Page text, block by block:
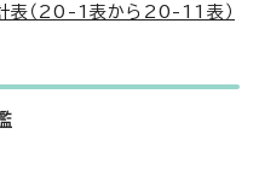
（20-1表から20-11表）